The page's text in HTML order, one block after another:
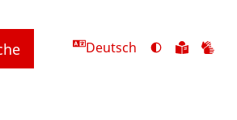
Deutsch
Ansicht
Zu